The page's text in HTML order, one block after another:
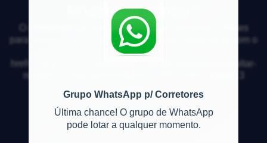
Grupo WhatsApp p/ Corretores
Última chance! O grupo de WhatsApp
pode lotar a qualquer momento.
financiamento?
O comprador do meu im&oacute;vel demorou 3 meses
para aprovar o financiamento dele, quem deve arcar com o
<a
href="https://www.imovelguide.com.br/consultas/consultar-
numero-de-iptu-pelo-endereco" >IPTU</a> desses 3